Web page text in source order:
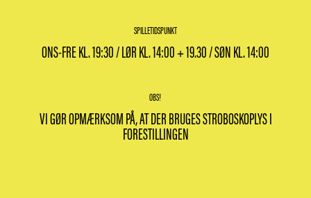
SPILLETIDSPUNKT
ONS-FRE KL. 19:30 / LØR KL. 14:00 + 19.30 / SØN KL. 14:00
OBS!
VI GØR OPMÆRKSOM PÅ, AT DER BRUGES STROBOSKOPLYS I
FORESTILLINGEN